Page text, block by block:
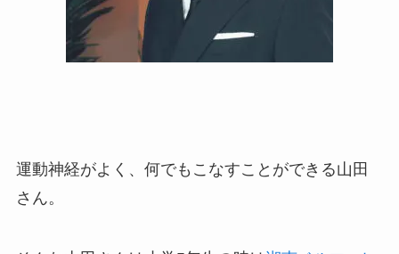
運動神経がよく、何でもこなすことができる山田
さん。